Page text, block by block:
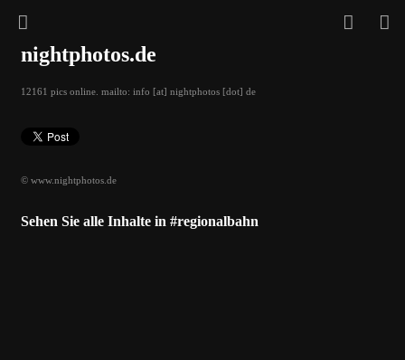
nightphotos.de
12161 pics online. mailto: info [at] nightphotos [dot] de
© www.nightphotos.de
Sehen Sie alle Inhalte in #regionalbahn